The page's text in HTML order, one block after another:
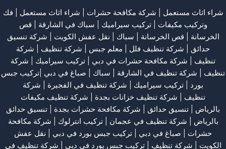
شراء اثاث مستعمل شركة مكافحة حشرات شراء اثاث مستعمل
فك
وتركيب مكيفات | تركيب سيراميك | سباك في الشارقة
قص
الخرسانة | قص الخرسانة | سباك نقل عفش الكويت
شركة تنسيق
حدائق
شركة تنظيف فلل معلم جبس شركة تنظيف
شركة
تنظيف
شركة مكافحة حشرات في دبي تركيب سيراميك
شركة
تنظيف
شركة تنظيف في الشارقة | سباك | صباغ في دبي |تركيب جبس
بورد | تركيب سيراميك شركة تنظيف في الفجيرة
شركة
تنظيف
شركة تنظيف خزانات بجدة
شركة تنظيف مكيفات
بالرياض
تنسيق حدائق شركة مكافحة حشرات بجدة
تنسيق حدائق
بالرياض
شركة تنظيف في عجمان | تركيب انترلوك | شركة مكافحة
حشرات
صباغ في دبي تركيب جبس بورد في دبي
نقل عفش
الكويت
شركة تنظيف |تركيب جبس بورد في دبي شركة تنظيف في